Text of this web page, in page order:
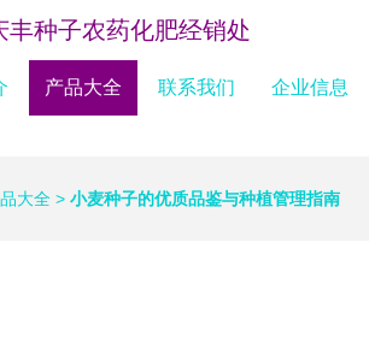
丰种子农药化肥经销处
产品大全 联系我们 企业信息
大全 > 小麦种子的优质品鉴与种植管理指南